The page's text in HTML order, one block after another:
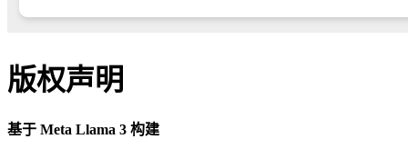
版权声明
基于 Meta Llama 3 构建